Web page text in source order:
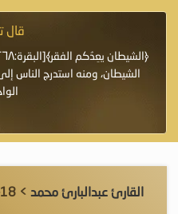
قال
الشيطان، ومنه استدرج الناس
القارئ عبدالبارئ محمد > 18- سورة الكهف